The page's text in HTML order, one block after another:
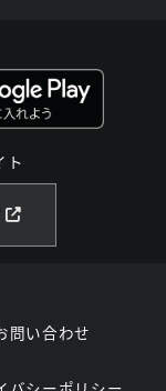
ト
問い合わせ